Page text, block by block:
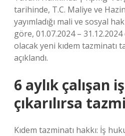
tarihinde, T.C. Maliye ve
yayımladığı mali ve sosyal
göre, 01.07.2024 –
olacak yeni kıdem tazminatı
açıklandı.
6 aylık çalışan
çıkarılırsa
Kıdem tazminatı hakkı: İş